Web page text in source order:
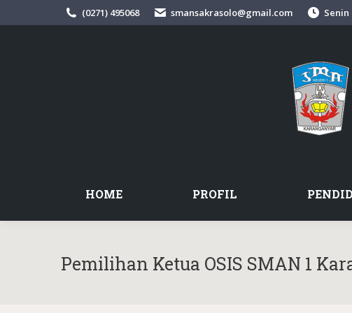
(0271) 495068 smansakrasolo@gmail.com Senin
HOME PROFIL
Pemilihan Ketua OSIS SMAN 1